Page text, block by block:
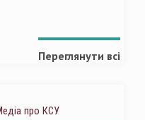
Переглянути всі
про КСУ